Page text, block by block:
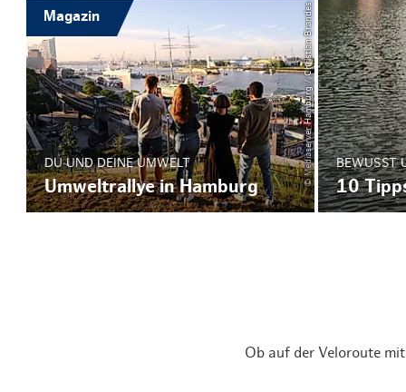
BEWUSST
10
© Mediaserver Hamburg / Christian Brandes
DU UND DEINE UMWELT
Umweltrallye in Hamburg
Magazin
Ob auf der Veloroute